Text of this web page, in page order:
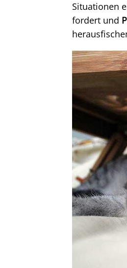
Situationen
fordert und